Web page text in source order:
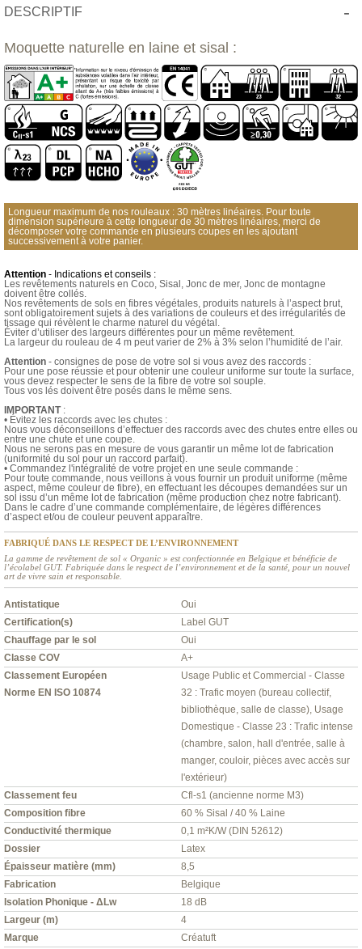
DESCRIPTIF -
Moquette naturelle en laine et sisal :
Longueur maximum de nos rouleaux : 30 mètres linéaires. Pour toute
dimension supérieure à cette longueur de 30 mètres linéaires, merci de
décomposer votre commande en plusieurs coupes en les ajoutant
successivement à votre panier.
Attention - Indications et conseils :
Les revêtements naturels en Coco, Sisal, Jonc de mer, Jonc de montagne
doivent être collés.
Nos revêtements de sols en fibres végétales, produits naturels à l’aspect brut,
sont obligatoirement sujets à des variations de couleurs et des irrégularités de
tissage qui révèlent le charme naturel du végétal.
Éviter d’utiliser des largeurs différentes pour un même revêtement.
La largeur du rouleau de 4 m peut varier de 2% à 3% selon l’humidité de l’air.
Attention - consignes de pose de votre sol si vous avez des raccords :
Pour une pose réussie et pour obtenir une couleur uniforme sur toute la surface,
vous devez respecter le sens de la fibre de votre sol souple.
Tous vos lés doivent être posés dans le même sens.
IMPORTANT:
• Évitez les raccords avec les chutes :
Nous vous déconseillons d’effectuer des raccords avec des chutes entre elles ou
entre une chute et une coupe.
Nous ne serons pas en mesure de vous garantir un même lot de fabrication
(uniformité du sol pour un raccord parfait).
• Commandez l'intégralité de votre projet en une seule commande :
Pour toute commande, nous veillons à vous fournir un produit uniforme (même
aspect, même couleur de fibre), en effectuant les découpes demandées sur un
sol issu d’un même lot de fabrication (même production chez notre fabricant).
Dans le cadre d’une commande complémentaire, de légères différences
d’aspect et/ou de couleur peuvent apparaître.
FABRIQUÉ DANS LE RESPECT DE L’ENVIRONNEMENT
La gamme de revêtement de sol « Organic » est confectionnée en Belgique et bénéficie de
l’écolabel GUT. Fabriquée dans le respect de l’environnement et de la santé, pour un nouvel
art de vivre sain et responsable.
Antistatique
Oui
Certification(s)
Label GUT
Chauffage par le sol
Oui
Classe COV
A+
Classement Européen
Norme EN ISO 10874
Usage Public et Commercial - Classe
32 : Trafic moyen (bureau collectif,
bibliothèque, salle de classe), Usage
Domestique - Classe 23 : Trafic intense
(chambre, salon, hall d'entrée, salle à
manger, couloir, pièces avec accès sur
l'extérieur)
Classement feu
Cfl-s1 (ancienne norme M3)
Composition fibre
60 % Sisal / 40 % Laine
Conductivité thermique
0,1 m²K/W (DIN 52612)
Dossier
Latex
Épaisseur matière (mm)
8,5
Fabrication
Belgique
Isolation Phonique - ΔLw
18 dB
Largeur (m)
4
Marque
Créatuft